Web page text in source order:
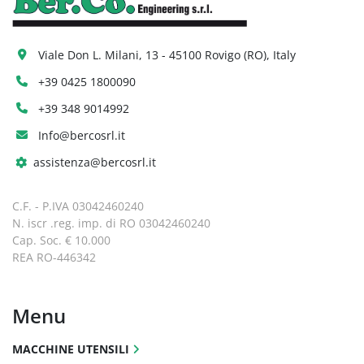
attività su un pezzo, come tornitura,
Eliminano manodopera e tempi di ciclo,
riducendo al contempo la perdita di
viene spostato da una macchina all'altra.
La torretta portautensili motorizzata è
azionata da un motore mandrino da 7,5
kW (30 min.) abbinato a un meccanismo di
uscita per gestire senza sforzo le
operazioni di fresatura, foratura e
maschiatura più impegnative.
ridurre la perdita di potenza e il calore.
Viale Don L. Milani, 13 - 45100 Rovigo (RO), Italy
+39 0425 1800090
+39 348 9014992
Info@bercosrl.it
assistenza@bercosrl.it
C.F. - P.IVA 03042460240
N. iscr .reg. imp. di RO 03042460240
Cap. Soc. € 10.000
REA RO-446342
Menu
MACCHINE UTENSILI